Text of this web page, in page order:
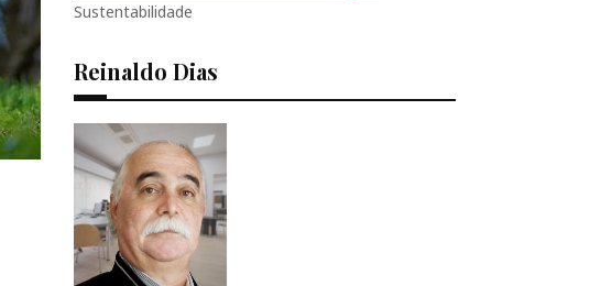
Sustentabilidade
Reinaldo Dias